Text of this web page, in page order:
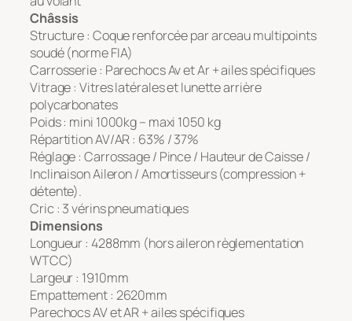
Châssis
Structure : Coque renforcée par arceau multipoints
soudé (norme FIA)
Carrosserie : Parechocs Av et Ar + ailes spécifiques
Vitrage : Vitres latérales et lunette arrière
polycarbonates
Poids : mini 1000kg – maxi 1050 kg
Répartition AV/AR : 63% / 37%
Réglage : Carrossage / Pince / Hauteur de Caisse /
Inclinaison Aileron / Amortisseurs (compression +
détente).
Cric : 3 vérins pneumatiques
Dimensions
Longueur : 4288mm (hors aileron règlementation
WTCC)
Largeur : 1910mm
Empattement : 2620mm
Parechocs AV et AR + ailes spécifiques